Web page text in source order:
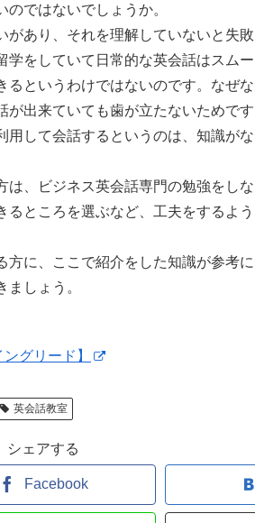
ではないでしょうか。
があり、それを理解していないと失
をしていて日常的な英会話はスム
というわけではないのです。なぜ
出来ていても歯が立たないためです
用して会話するというのは、知識が
、ビジネス英会話専門の勉強をし
ところを選ぶなど、工夫をするよ
に、ここで紹介をした知識が参考
しょう。
グリード】
英会話教室
シェアする
Facebook